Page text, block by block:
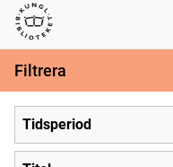
Svenska tidningar
Filtrera
Tidsperiod